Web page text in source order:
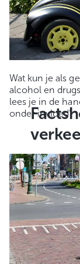
Wat kun je als
alcohol en
lees je in de
onder invloed’.